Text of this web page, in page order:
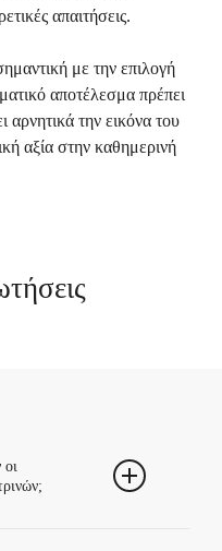
απαιτήσεις.
με την επιλογή
αποτέλεσμα πρέπει
αρνητικά την εικόνα του
αξία στην καθημερινή